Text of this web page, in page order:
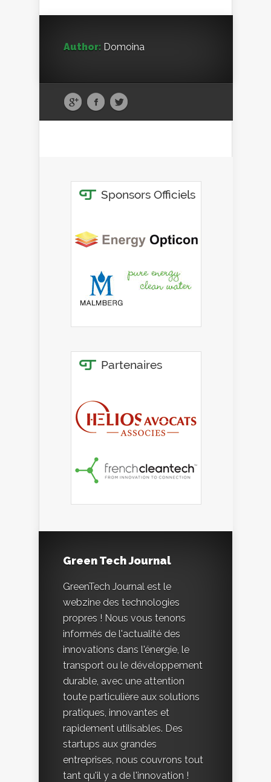
Author: Domoina
Green Tech Journal
GreenTech Journal est le
webzine des technologies
propres ! Nous vous tenons
informés de l'actualité des
innovations dans l'énergie, le
transport ou le développement
durable, avec une attention
toute particulière aux solutions
pratiques, innovantes et
rapidement utilisables. Des
startups aux grandes
entreprises, nous couvrons tout
tant qu'il y a de l'innovation !